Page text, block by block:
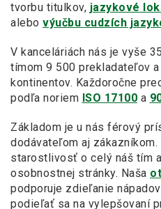
tvorbu titulkov, jazykové
alebo výučbu cudzích
V kanceláriách nás je vyše
tímom 9 500 prekladateľov
kontinentov. Každoročne
podľa noriem ISO 17100 a
Základom je u nás férový
dodávateľom aj
starostlivosť o celý náš tím
osobnostnej stránky. Naša
podporuje zdieľanie
podieľať sa na vylepšovaní